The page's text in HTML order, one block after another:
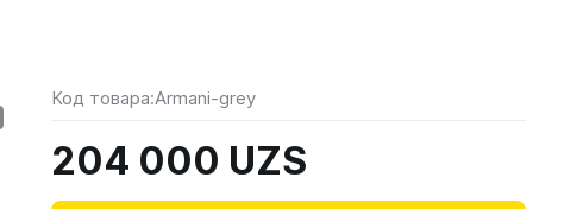
Код товара:Armani-grey
204 000 UZS